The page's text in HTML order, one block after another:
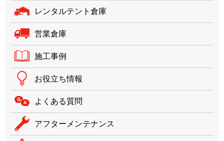
レンタルテント倉庫
営業倉庫
施工事例
お役立ち情報
よくある質問
アフターメンテナンス